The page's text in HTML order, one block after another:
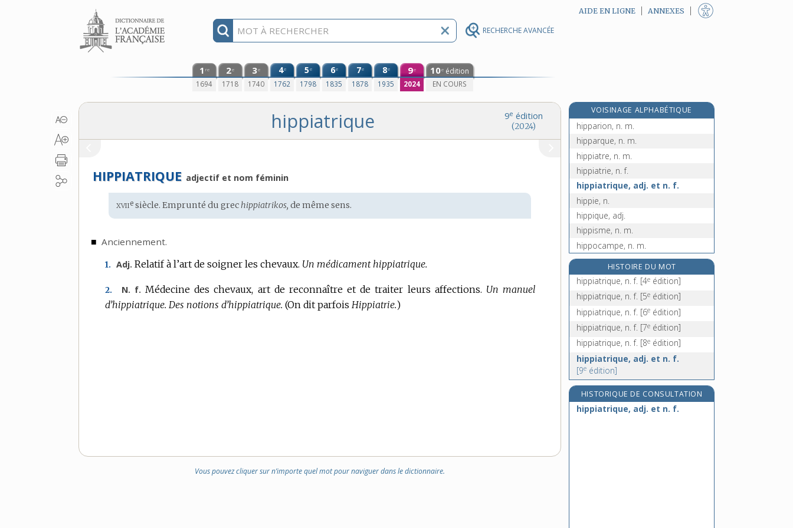
RECHERCHE AVANCÉE
Aller au contenu AIDE EN LIGNE ANNEXES
1 re
1694
2e
1718
3e
1740
4e
1762
5e
1798
6e
1835
7e
1878
8e
1935
9e
2024
10e édition
EN COURS
9e édition
(2024)
hippiatrique
HIPPIATRIQUE adjectif et nom féminin
Étymologie
:
xviie siècle. Emprunté dugrechippiatrikos, de même sens.
■ Anciennement.
1. Adj. Relatif à l’art de soigner les chevaux. Un médicament hippiatrique.
2. N. f. Médecine des chevaux, art de reconnaître et de traiter leurs affections. Un manuel
d’hippiatrique. Des notions d’hippiatrique. (On dit parfois Hippiatrie.)
Vous pouvez cliquer sur n’importe quel mot pour naviguer dans le dictionnaire.
VOISINAGE ALPHABÉTIQUE
hipp(o)-, préf.
hipparion, n. m.
hipparque, n. m.
hippiatre, n. m.
hippiatrie, n. f.
hippiatrique, adj. et n. f.
hippie, n.
hippique, adj.
hippisme, n. m.
hippocampe, n. m.
hippocastanacées, n. f. pl.
hippocentaure, n. m.[7eédition]
hippocratique, adj.
hippocrène, n. f.
HISTOIRE DU MOT
hippiatrique, n. f. [4e édition]
hippiatrique, n. f. [5e édition]
hippiatrique, n. f. [6e édition]
hippiatrique, n. f. [7e édition]
hippiatrique, n. f. [8e édition]
hippiatrique, adj. et n. f.
[9e édition]
HISTORIQUE DE CONSULTATION
hippiatrique, adj. et n. f.